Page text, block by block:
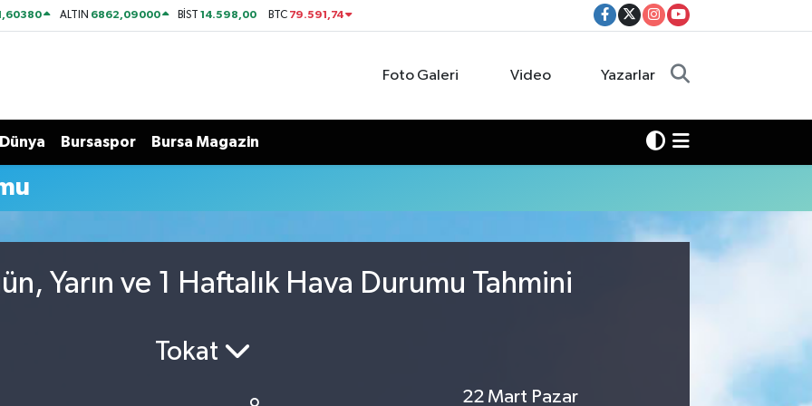
ALTIN 6862,09000 BİST14.598,00 BTC 79.591,74
Foto Galeri Video Yazarlar
Dünya Bursaspor Bursa Magazin
Yarın ve 1 Haftalık Hava Durumu Tahmini
Tokat
22 Mart Pazar